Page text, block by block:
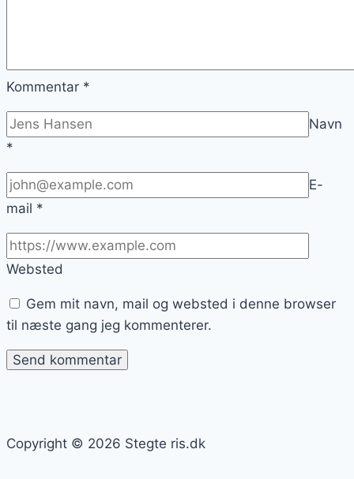
Kommentar *
Navn
*
E-
mail *
Websted
Gem mit navn, mail og websted i denne browser
til næste gang jeg kommenterer.
Copyright © 2026 Stegte ris.dk